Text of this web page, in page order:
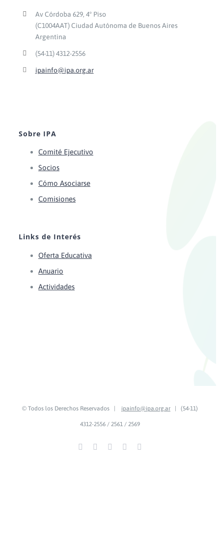
Av Córdoba 629, 4° Piso
(C1004AAT) Ciudad Autónoma de Buenos Aires
Argentina
(54-11) 4312-2556
ipainfo@ipa.org.ar
Sobre IPA
Comité Ejecutivo
Socios
Cómo Asociarse
Comisiones
Links de Interés
Oferta Educativa
Anuario
Actividades
© Todos los Derechos Reservados | ipainfo@ipa.org.ar | (54-11)
4312-2556 / 2561 / 2569
FacebookYouTubeLinkedInInstagram